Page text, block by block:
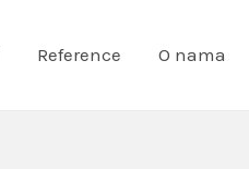
Reference O nama